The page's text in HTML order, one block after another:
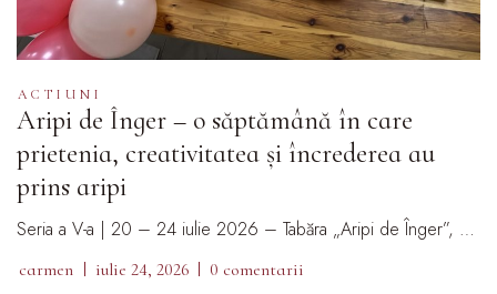
ACTIUNI
Aripi de Înger – o săptămână în care
prietenia, creativitatea și încrederea au
prins aripi
Seria a V-a | 20 – 24 iulie 2026 – Tabăra „Aripi de Înger”, …
carmen iulie 24, 2026 0 comentarii